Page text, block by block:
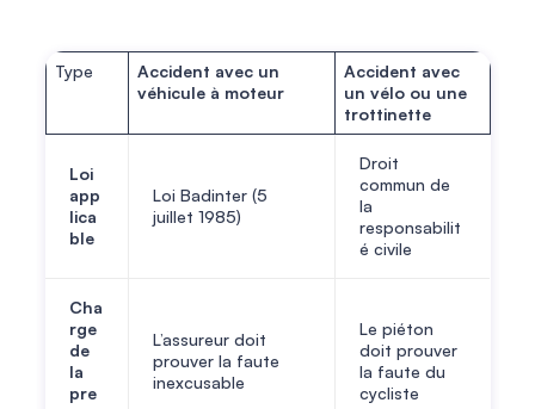
Type
Accident avec un
véhicule à moteur
Accident avec
un vélo ou une
trottinette
Loi
app
lica
ble
Loi Badinter (5
juillet 1985)
Droit
commun de
la
responsabilit
é civile
Cha
rge
de
la
pre
L’assureur doit
prouver la faute
inexcusable
Le piéton
doit prouver
la faute du
cycliste